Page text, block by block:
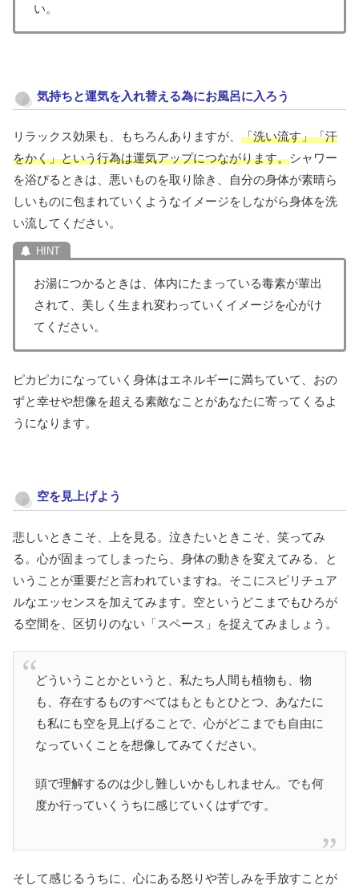
い。
気持ちと運気を入れ替える為にお風呂に入ろう
リラックス効果も、もちろんありますが、 「洗い流す」「汗
をかく」という行為は運気アップにつながります。シャワー
を浴びるときは、悪いものを取り除き、自分の身体が素晴ら
しいものに包まれていくようなイメージをしながら身体を洗
い流してください。
お湯につかるときは、体内にたまっている毒素が輩出
されて、美しく生まれ変わっていくイメージを心がけ
てください。
ピカピカになっていく身体はエネルギーに満ちていて、おの
ずと幸せや想像を超える素敵なことがあなたに寄ってくるよ
うになります。
空を見上げよう
悲しいときこそ、上を見る。泣きたいときこそ、笑ってみ
る。心が固まってしまったら、身体の動きを変えてみる、と
いうことが重要だと言われていますね。そこにスピリチュア
ルなエッセンスを加えてみます。空というどこまでもひろが
る空間を、区切りのない「スペース」を捉えてみましょう。
どういうことかというと、私たち人間も植物も、物
も、存在するものすべてはもともとひとつ、あなたに
も私にも空を見上げることで、心がどこまでも自由に
なっていくことを想像してみてください。
頭で理解するのは少し難しいかもしれません。でも何
度か行っていくうちに感じていくはずです。
そして感じるうちに、心にある怒りや苦しみを手放すことが